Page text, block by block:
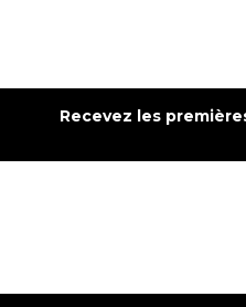
Recevez les